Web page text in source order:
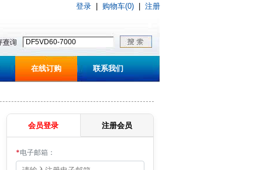
登录 购物车(0) 注册
在线订购 联系我们
会员登录 注册会员
*电子邮箱：